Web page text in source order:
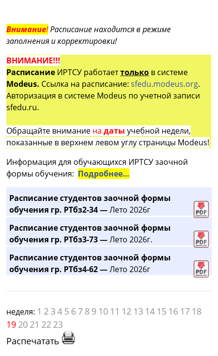
Внимание!Расписание находится в режиме
заполнения и корректировки!
ВНИМАНИЕ!!!
Расписание ИРТСУ работаеттолько в системе
Modeus. Ссылка на расписание:sfedu.modeus.org.
Авторизация в системе Modeus по учетной записи
sfedu.ru.
Обращайте внимание на датыучебной недели,
показанные в верхнем левом углу страницы Modeus!
Информация для обучающихся ИРТСУ заочной
формы обучения: Подробнее…
Расписание студентов заочной формы
обучения гр. РТбз2-34 —Лето 2026г
Расписание студентов заочной формы
обучения гр. РТбз3-73 —Лето 2026г.
Расписание студентов заочной формы
обучения гр. РТбз4-62 —Лето 2026г
неделя: 1 2 3 4 5 6 7 8 9 10 11 12 13 14 15 16 17 18
19 20 21 22 23
Распечатать